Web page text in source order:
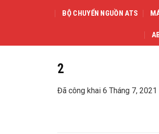
BỘ CHUYỂN NGUỒN ATS
2
Đã công khai 6 Tháng 7, 2021